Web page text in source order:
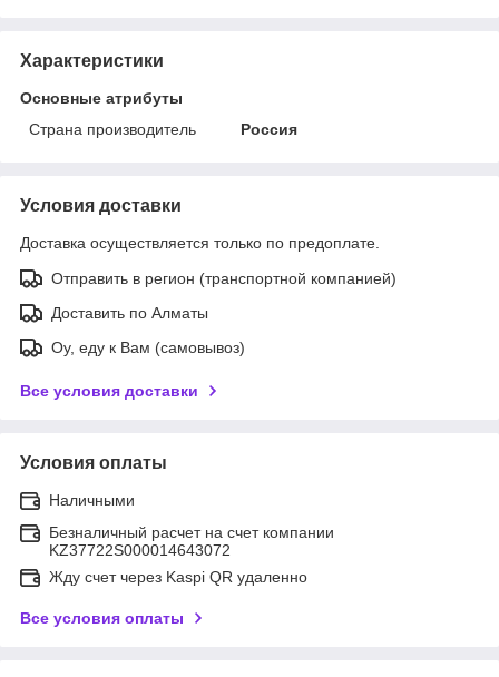
Характеристики
Основные атрибуты
Страна производитель
Россия
Условия доставки
Доставка осуществляется только по предоплате.
Отправить в регион (транспортной компанией)
Доставить по Алматы
Оу, еду к Вам (самовывоз)
Все условия доставки
Условия оплаты
Наличными
Безналичный расчет на счет компании
KZ37722S000014643072
Жду счет через Kaspi QR удаленно
Все условия оплаты